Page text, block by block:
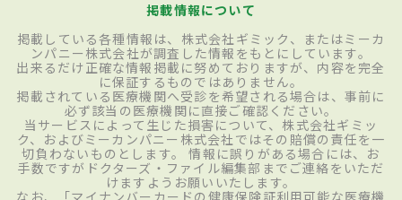
掲載情報について
掲載している各種情報は、株式会社ギミック、またはミーカ
ンパニー株式会社が調査した情報をもとにしています。
出来るだけ正確な情報掲載に努めておりますが、内容を完全
に保証するものではありません。
掲載されている医療機関へ受診を希望される場合は、事前に
必ず該当の医療機関に直接ご確認ください。
当サービスによって生じた損害について、株式会社ギミッ
ク、およびミーカンパニー株式会社ではその賠償の責任を一
切負わないものとします。 情報に誤りがある場合には、お
手数ですがドクターズ・ファイル編集部までご連絡をいただ
けますようお願いいたします。